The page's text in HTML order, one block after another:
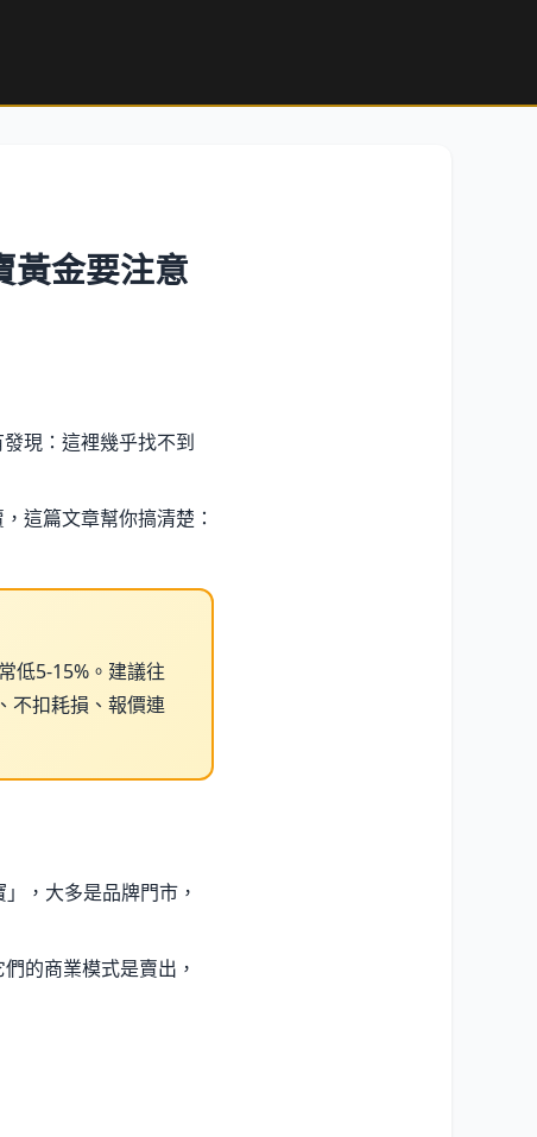
黃金要注意
現：這裡幾乎找不到
這篇文章幫你搞清楚：
低5-15%。建議往
不扣耗損、報價連
，大多是品牌門市，
的商業模式是賣出，